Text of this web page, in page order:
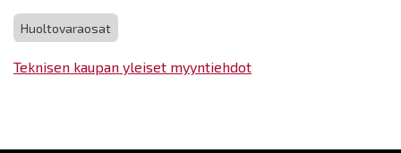
Huoltovaraosat
Teknisen kaupan yleiset myyntiehdot